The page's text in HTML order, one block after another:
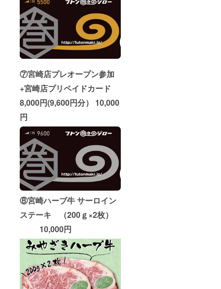
⑦宮崎店プレオープン参加
+宮崎店プリペイドカード
8,000円(9,600円分） 10,000
円
⑧宮崎ハーブ牛 サーロイン
ステーキ （200ｇ×2枚）
10,000円